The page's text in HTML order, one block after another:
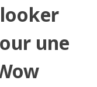
une